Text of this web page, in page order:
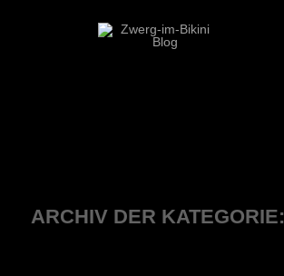
ARCHIV DER KATEGORIE: